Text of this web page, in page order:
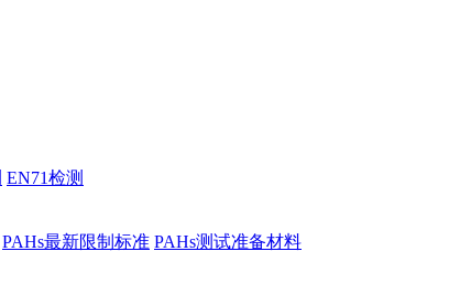
EN71检测
PAHs最新限制标准 PAHs测试准备材料